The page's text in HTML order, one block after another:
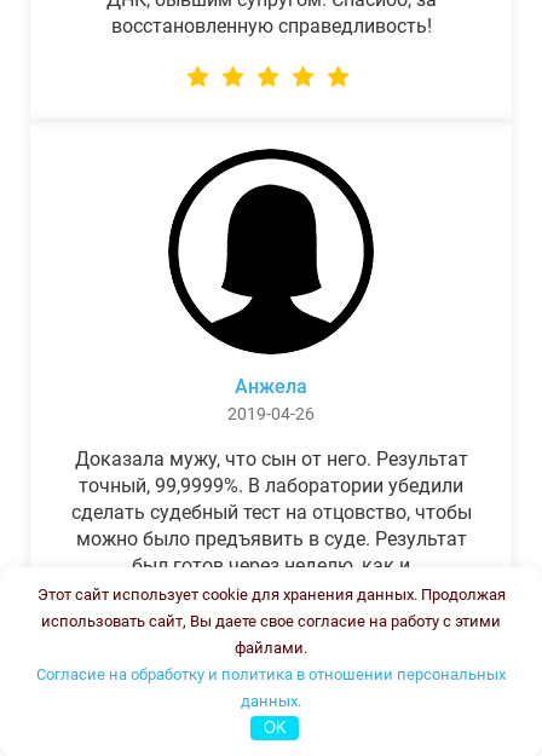
восстановленную справедливость!
Анжела
2019-04-26
Доказала мужу, что сын от него. Результат
точный, 99,9999%. В лаборатории убедили
сделать судебный тест на отцовство, чтобы
можно было предъявить в суде. Результат
был готов через неделю, как и
обещали.Теперь муж бегает и извиняется.
Этот сайт использует cookie для хранения данных. Продолжая
использовать сайт, Вы даете свое согласие на работу с этими
файлами.
Согласие на обработку и политика в отношении персональных
данных.
OK